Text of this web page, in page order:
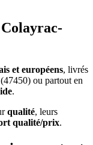
et européens, livrés
ou partout en
.
qualité, leurs
qualité/prix.